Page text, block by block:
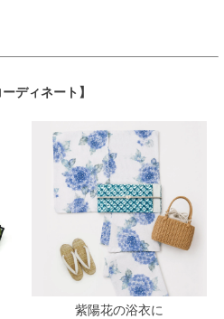
ーディネート】
紫陽花の浴衣に